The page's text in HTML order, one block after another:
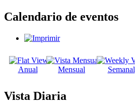
Calendario de eventos
Anual Mensual Semanal
Vista Diaria